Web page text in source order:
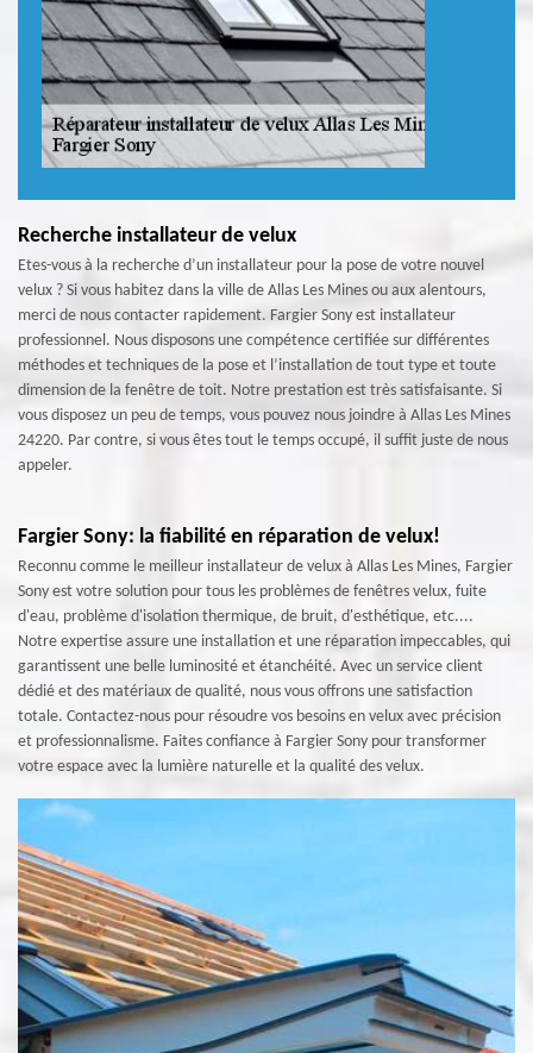
Recherche installateur de velux
Etes-vous à la recherche d’un installateur pour la pose de votre nouvel
velux ? Si vous habitez dans la ville de Allas Les Mines ou aux alentours,
merci de nous contacter rapidement. Fargier Sony est installateur
professionnel. Nous disposons une compétence certifiée sur différentes
méthodes et techniques de la pose et l’installation de tout type et toute
dimension de la fenêtre de toit. Notre prestation est très satisfaisante. Si
vous disposez un peu de temps, vous pouvez nous joindre à Allas Les Mines
24220. Par contre, si vous êtes tout le temps occupé, il suffit juste de nous
appeler.
Fargier Sony: la fiabilité en réparation de velux!
Reconnu comme le meilleur installateur de velux à Allas Les Mines, Fargier
Sony est votre solution pour tous les problèmes de fenêtres velux, fuite
d'eau, problème d'isolation thermique, de bruit, d'esthétique, etc....
Notre expertise assure une installation et une réparation impeccables, qui
garantissent une belle luminosité et étanchéité. Avec un service client
dédié et des matériaux de qualité, nous vous offrons une satisfaction
totale. Contactez-nous pour résoudre vos besoins en velux avec précision
et professionnalisme. Faites confiance à Fargier Sony pour transformer
votre espace avec la lumière naturelle et la qualité des velux.